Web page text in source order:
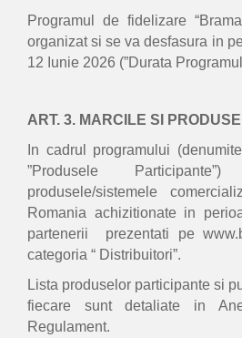
Programul de fidelizare
organizat si se va desfasura in
12 Iunie 2026 (”Durata
ART. 3. MARCILE SI
In cadrul programului
”Produsele
produsele/sistemele
Romania achizitionate in
partenerii prezentati pe
categoria “ Distribuitori”.
Lista produselor participante si
fiecare sunt detaliate in
Regulament.